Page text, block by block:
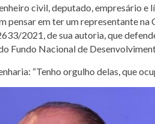
civil, deputado, empresário e
em ter um representante na
2021, de sua autoria, que
Fundo Nacional de
“Tenho orgulho delas, que